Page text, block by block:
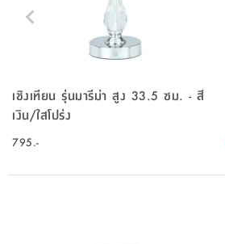
เชิงเทียน รุ่นมารีม่า สูง 33.5 ซม. - สี
เงิน/ใสโปร่ง
795.-